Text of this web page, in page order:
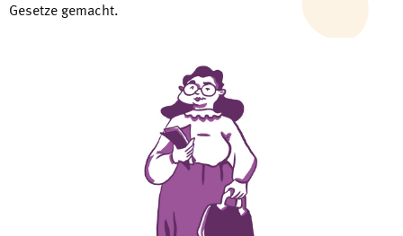
Gesetze gemacht.